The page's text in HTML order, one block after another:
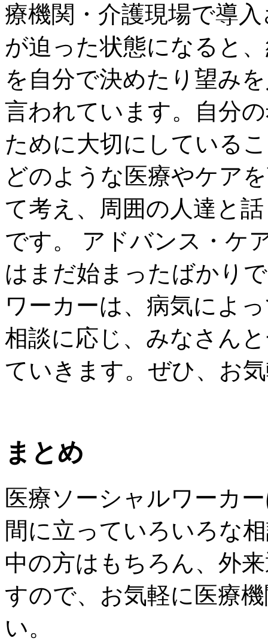
療機関・介護現場で導
が迫った状態になると
を自分で決めたり望み
言われています。自分
ために大切にしている
どのような医療やケア
て考え、周囲の人達と
です。 アドバンス・ケ
はまだ始まったばかり
ワーカーは、病気によ
相談に応じ、みなさん
ていきます。ぜひ、お
まとめ
医療ソーシャルワーカ
間に立っていろいろな
中の方はもちろん、外
すので、お気軽に医療
い。